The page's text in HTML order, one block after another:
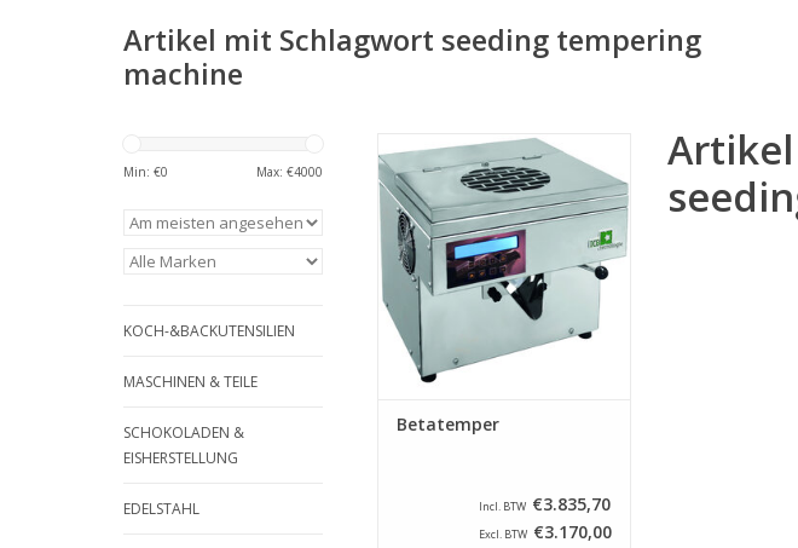
Artikel mit Schlagwort seeding tempering
machine
Min: €0 Max: €4000
KOCH-&BACKUTENSILIEN
MASCHINEN & TEILE
SCHOKOLADEN &
EISHERSTELLUNG
EDELSTAHL
ICB Betatemper -
Temperiergeräte
ZUM WARENKORB HINZUFÜGEN
Betatemper
Incl. BTW €3.835,70
Excl. BTW €3.170,00